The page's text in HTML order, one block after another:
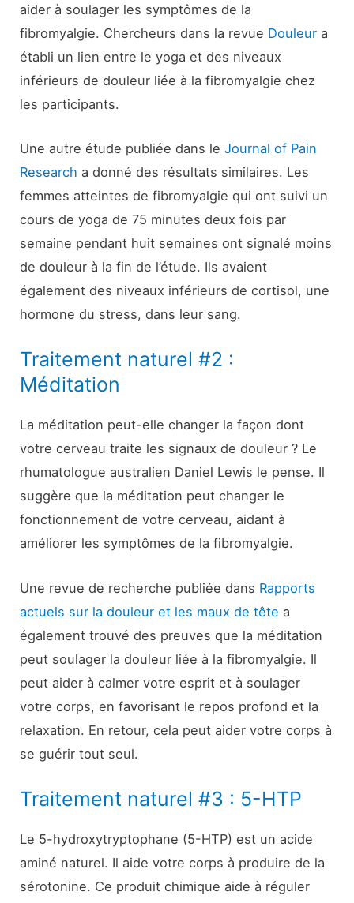
aider à soulager les symptômes de la
fibromyalgie. Chercheurs dans la revue Douleur a
établi un lien entre le yoga et des niveaux
inférieurs de douleur liée à la fibromyalgie chez
les participants.
Une autre étude publiée dans leJournal of Pain
Research a donné des résultats similaires. Les
femmes atteintes de fibromyalgie qui ont suivi un
cours de yoga de 75 minutes deux fois par
semaine pendant huit semaines ont signalé moins
de douleur à la fin de l’étude. Ils avaient
également des niveaux inférieurs de cortisol, une
hormone du stress, dans leur sang.
Traitement naturel #2 :
Méditation
La méditation peut-elle changer la façon dont
votre cerveau traite les signaux de douleur ? Le
rhumatologue australien Daniel Lewis le pense. Il
suggère que la méditation peut changer le
fonctionnement de votre cerveau, aidant à
améliorer les symptômes de la fibromyalgie.
Une revue de recherche publiée dans Rapports
actuels sur la douleur et les maux de tête a
également trouvé des preuves que la méditation
peut soulager la douleur liée à la fibromyalgie. Il
peut aider à calmer votre esprit et à soulager
votre corps, en favorisant le repos profond et la
relaxation. En retour, cela peut aider votre corps à
se guérir tout seul.
Traitement naturel #3 : 5-HTP
Le 5-hydroxytryptophane (5-HTP) est un acide
aminé naturel. Il aide votre corps à produire de la
sérotonine. Ce produit chimique aide à réguler